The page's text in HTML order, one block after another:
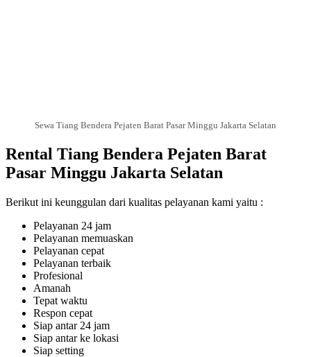
Sewa Tiang Bendera Pejaten Barat Pasar Minggu Jakarta Selatan
Rental Tiang Bendera Pejaten Barat
Pasar Minggu Jakarta Selatan
Berikut ini keunggulan dari kualitas pelayanan kami yaitu :
Pelayanan 24 jam
Pelayanan memuaskan
Pelayanan cepat
Pelayanan terbaik
Profesional
Amanah
Tepat waktu
Respon cepat
Siap antar 24 jam
Siap antar ke lokasi
Siap setting